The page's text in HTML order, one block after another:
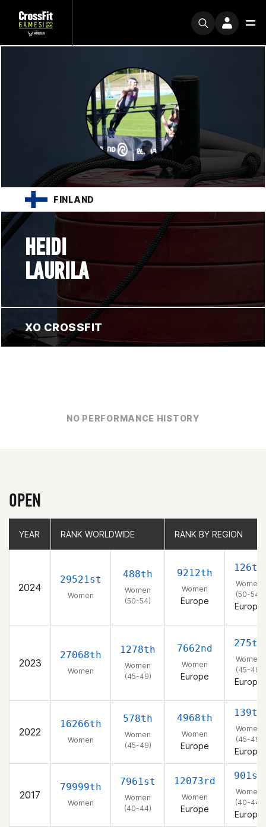
FINLAND
HEIDI
LAURILA
XO CROSSFIT
NO PERFORMANCE HISTORY
OPEN
YEAR RANK WORLDWIDE RANK BY REGION
2024
29521st
Women
488th
Women
(50-54)
9212th
Women
Europe
126th
Women
(50-54)
Europe
2023
27068th
Women
1278th
Women
(45-49)
7662nd
Women
Europe
275th
Women
(45-49)
Europe
2022
16266th
Women
578th
Women
(45-49)
4968th
Women
Europe
139th
Women
(45-49)
Europe
2017
79999th
Women
7961st
Women
(40-44)
12073rd
Women
Europe
901st
Women
(40-44)
Europe
YEAR RANK WORLDWIDE RANK BY REGION